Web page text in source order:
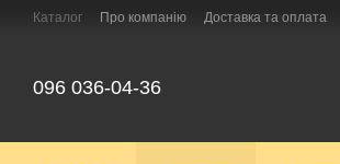
Перейти до основного контенту
Каталог Про компанію Доставка та оплата
096 036-04-36